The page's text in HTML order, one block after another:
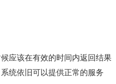
应该在有效的时间内返回结果
统依旧可以提供正常的服务